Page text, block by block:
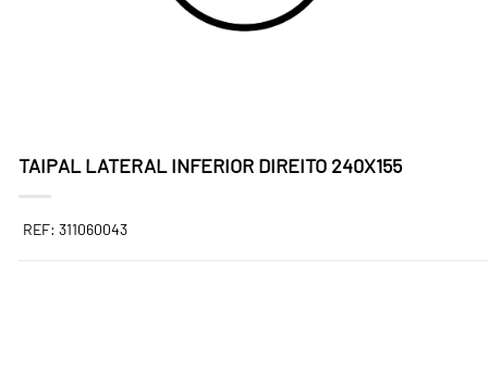
TAIPAL LATERAL INFERIOR DIREITO 240X155
REF: 311060043